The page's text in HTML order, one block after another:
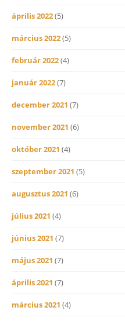
április 2022(5)
március 2022(5)
február 2022(4)
január 2022(7)
december 2021 (7)
november 2021 (6)
október 2021 (4)
szeptember 2021 (5)
augusztus 2021 (6)
július 2021 (4)
június 2021 (7)
május 2021 (7)
április 2021 (7)
március 2021 (4)